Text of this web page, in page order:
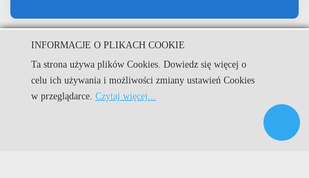
© Urząd Miejski w Kamieniu Krajeńskim.
INFORMACJE O PLIKACH COOKIE
Ta strona używa plików Cookies. Dowiedz się więcej o
celu ich używania i możliwości zmiany ustawień Cookies
w przeglądarce. Czytaj więcej...